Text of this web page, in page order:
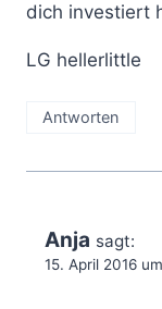
dich investiert
LG hellerlittle
Antworten
Anja sagt:
15. April 2016